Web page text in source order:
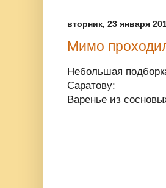
вторник, 23 января
Мимо
Небольшая
Саратову:
Варенье из